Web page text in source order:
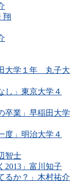
翔
大学１年 丸子大
し」東京大学４
卒業」早稲田大学
度」明治大学４
智士
2013」富川知子
るか？」木村祐介